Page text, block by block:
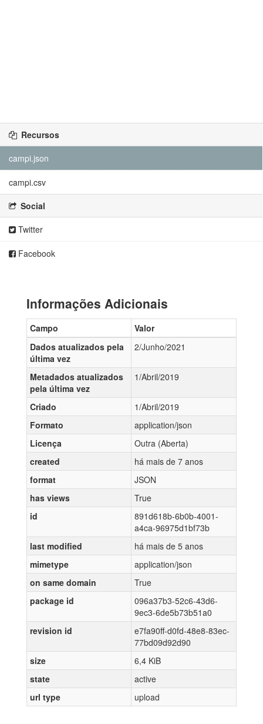
Recursos
campi.json
campi.csv
Social
Twitter
Facebook
Informações Adicionais
Campo
Valor
Dados atualizados pela
última vez
2/Junho/2021
Metadados atualizados
pela última vez
1/Abril/2019
Criado
1/Abril/2019
Formato
application/json
Licença
Outra (Aberta)
created
há mais de 7 anos
format
JSON
has views
True
id
891d618b-6b0b-4001-
a4ca-96975d1bf73b
last modified
há mais de 5 anos
mimetype
application/json
on same domain
True
package id
096a37b3-52c6-43d6-
9ec3-6de5b73b51a0
revision id
e7fa90ff-d0fd-48e8-83ec-
77bd09d92d90
size
6,4 KiB
state
active
url type
upload